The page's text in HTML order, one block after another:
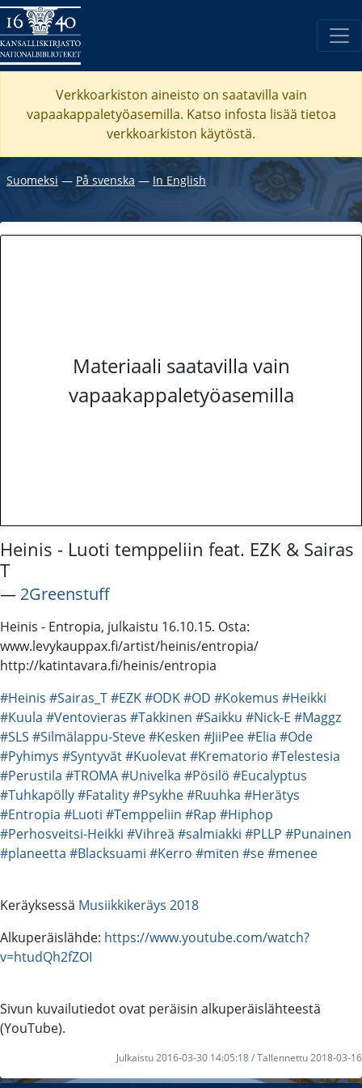
Verkkoarkiston aineisto on saatavilla vain
vapaakappaletyöasemilla. Katso infosta lisää tietoa
verkkoarkiston käytöstä.
Suomeksi ― På svenska ― In English
Materiaali saatavilla vain
vapaakappaletyöasemilla
Heinis - Luoti temppeliin feat. EZK & Sairas
T
― 2Greenstuff
Heinis - Entropia, julkaistu 16.10.15. Osta:
www.levykauppax.fi/artist/heinis/entropia/
http://katintavara.fi/heinis/entropia
#Heinis #Sairas_T#EZK#ODK#OD #Kokemus #Heikki
#Kuula #Ventovieras #Takkinen #Saikku #Nick-E #Maggz
#SLS #Silmälappu-Steve#Kesken #JiiPee#Elia #Ode
#Pyhimys #Syntyvät#Kuolevat#Krematorio #Telestesia
#Perustila #TROMA#Univelka #Pösilö #Eucalyptus
#Tuhkapölly#Fatality#Psykhe#Ruuhka #Herätys
#Entropia #Luoti #Temppeliin #Rap #Hiphop
#Perhosveitsi-Heikki #Vihreä #salmiakki #PLLP #Punainen
#planeetta #Blacksuami #Kerro #miten #se#menee
Keräyksessä Musiikkikeräys 2018
Alkuperäislähde: https://www.youtube.com/watch?
v=htudQh2fZOI
Sivun kuvailutiedot ovat peräisin alkuperäislähteestä
(YouTube).
Julkaistu 2016-03-30 14:05:18 / Tallennettu 2018-03-16